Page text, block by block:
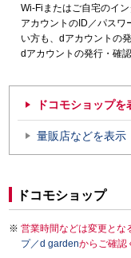
Wi-Fiまたはご自宅のイ
アカウントのID／パスワ
い方も、dアカウントの
dアカウントの発行・確認
ドコモショップを
量販店などを表示
ドコモショップ
営業時間などは変更とな
プ／d gardenからご確認